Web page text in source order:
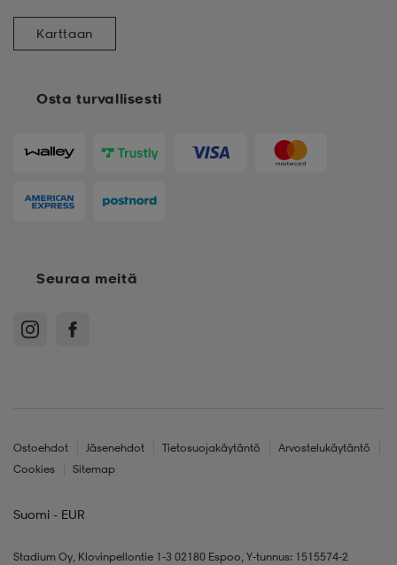
Osta turvallisesti
Karttaan
Seuraa meitä
Ostoehdot Jäsenehdot Tietosuojakäytäntö
Arvostelukäytäntö
Cookies
Sitemap
Suomi - EUR
Stadium Oy, Klovinpellontie 1-3 02180 Espoo, Y-tunnus: 1515574-2